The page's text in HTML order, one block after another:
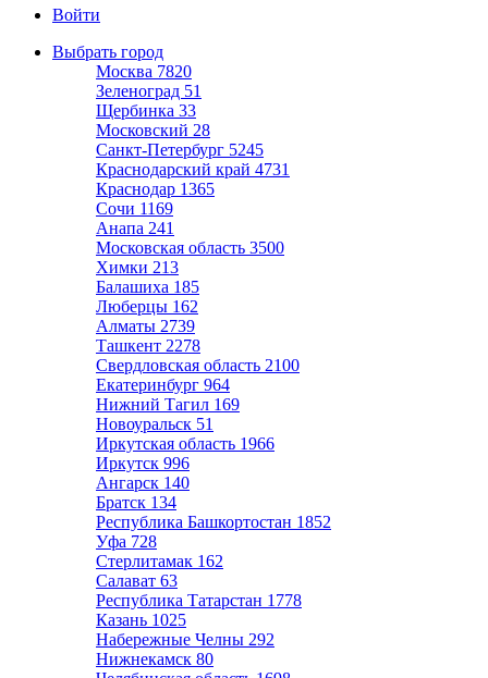
Войти
Выбрать город
Москва 7820
Зеленоград 51
Щербинка 33
Московский 28
Санкт-Петербург 5245
Краснодарский край 4731
Краснодар 1365
Сочи 1169
Анапа 241
Московская область 3500
Химки 213
Балашиха 185
Люберцы 162
Алматы 2739
Ташкент 2278
Свердловская область 2100
Екатеринбург 964
Нижний Тагил 169
Новоуральск 51
Иркутская область 1966
Иркутск 996
Ангарск 140
Братск 134
Республика Башкортостан 1852
Уфа 728
Стерлитамак 162
Салават 63
Республика Татарстан 1778
Казань 1025
Набережные Челны 292
Нижнекамск 80